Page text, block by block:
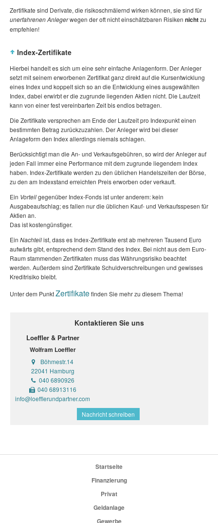
Zertifikate sind Derivate, die risikoschmälernd wirken können, sie sind für
unerfahrenen Anlegerwegen der oft nicht einschätzbaren Risiken nichtzu
empfehlen!
Index-Zertifikate
Hierbei handelt es sich um eine sehr einfache Anlagenform. Der Anleger
setzt mit seinem erworbenen Zertifikat ganz direkt auf die Kursentwicklung
eines Index und koppelt sich so an die Entwicklung eines ausgewählten
Index, dabei erwirbt er die zugrunde liegenden Aktien nicht. Die Laufzeit
kann von einer fest vereinbarten Zeit bis endlos betragen.
Die Zertifikate versprechen am Ende der Laufzeit pro Indexpunkt einen
bestimmten Betrag zurückzuzahlen. Der Anleger wird bei dieser
Anlageform den Index allerdings niemals schlagen.
Berücksichtigt man die An- und Verkaufsgebühren, so wird der Anleger auf
jeden Fall immer eine Performance mit dem zugrunde liegendem Index
haben. Index-Zertifikate werden zu den üblichen Handelszeiten der Börse,
zu den am Indexstand erreichten Preis erworben oder verkauft.
Ein Vorteilgegenüber Index-Fonds ist unter anderem: kein
Ausgabeaufschlag; es fallen nur die üblichen Kauf- und Verkaufsspesen für
Aktien an.
Das ist kostengünstiger.
Ein Nachteilist, dass es Index-Zertifikate erst ab mehreren Tausend Euro
aufwärts gibt, entsprechend dem Stand des Index. Bei nicht aus dem Euro-
Raum stammenden Zertifikaten muss das Währungsrisiko beachtet
werden. Außerdem sind Zertifikate Schuldverschreibungen und gewisses
Kreditrisiko bleibt.
Unter dem PunktZertifikatefinden Sie mehr zu diesem Thema!
Kontaktieren Sie uns
Loeffler & Partner
Wolfram Loeffler
Böhmestr.14
22041 Hamburg
040 6890926
040 68913116
info@loefflerundpartner.com
Nachricht schreiben
Startseite
Finanzierung
Privat
Geldanlage
Gewerbe